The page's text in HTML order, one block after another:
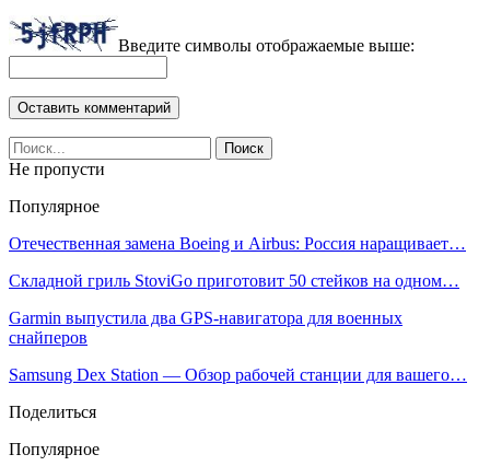
Введите символы отображаемые выше:
Не пропусти
Популярное
Отечественная замена Boeing и Airbus: Россия наращивает…
Складной гриль StoviGo приготовит 50 стейков на одном…
Garmin выпустила два GPS-навигатора для военных
снайперов
Samsung Dex Station — Обзор рабочей станции для вашего…
Поделиться
Популярное